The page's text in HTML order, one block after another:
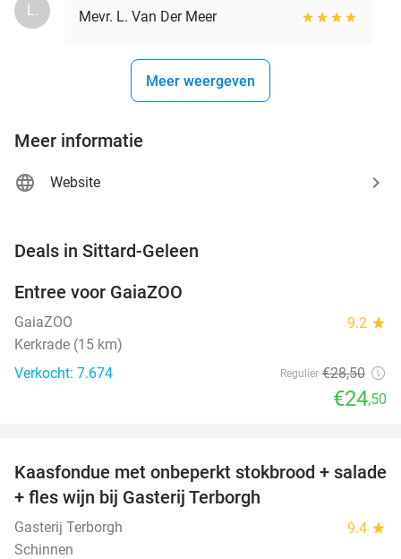
L. Mevr. L. Van Der Meer
Meer weergeven
Meer informatie
Website
Deals in Sittard-Geleen
Entree voor GaiaZOO
GaiaZOO 9.2 star
Kerkrade (15 km)
Verkocht: 7.674
Regulier €28,50
€24,50
44%
Kaasfondue met onbeperkt stokbrood + salade
+ fles wijn bij Gasterij Terborgh
Gasterij Terborgh 9.4 star
Schinnen